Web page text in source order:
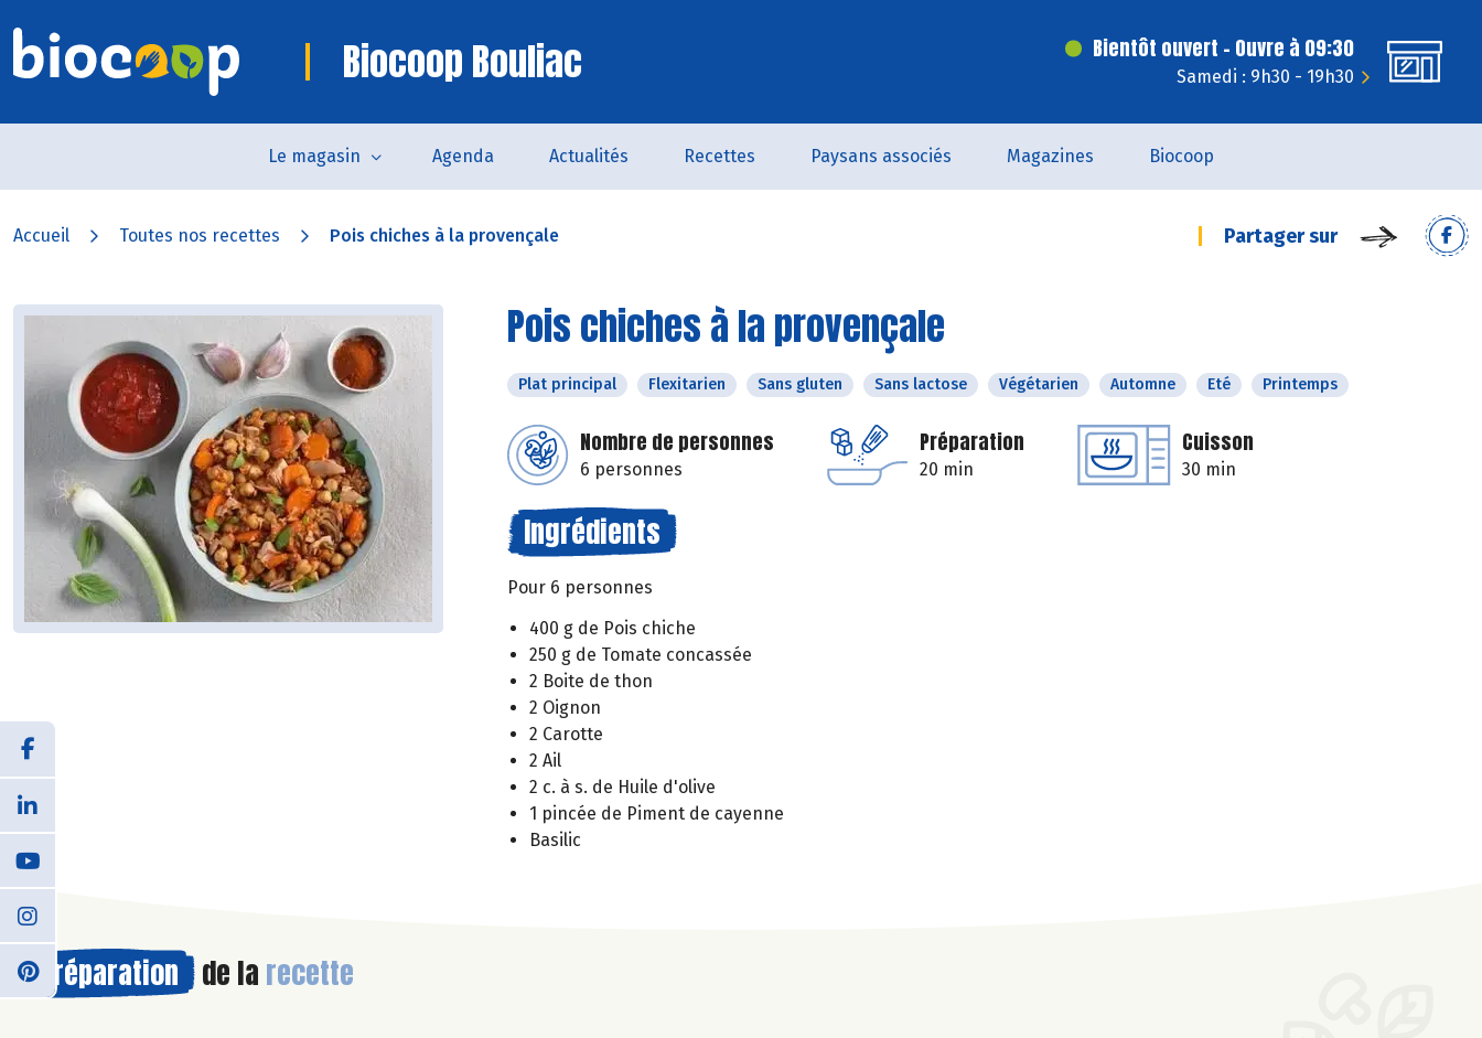
Biocoop Bouliac Bientôt ouvert - Ouvre à 09:30
Samedi : 9h30 - 19h30
Le magasin Agenda Actualités Recettes Paysans associés Magazines Biocoop
Accueil Toutes nos recettes Pois chiches à la provençale Partager sur
Pois chiches à la provençale
Plat principal Flexitarien Sans gluten Sans lactose Végétarien Automne Eté Printemps
Nombre de personnes
6 personnes
Préparation
20 min
Cuisson
30 min
Ingrédients
Pour 6 personnes
400 g de Pois chiche
250 g de Tomate concassée
2 Boite de thon
2 Oignon
2 Carotte
2 Ail
2 c. à s. de Huile d'olive
1 pincée de Piment de cayenne
Basilic
Préparation de la recette